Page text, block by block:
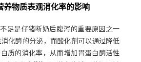
养物质表观消化率的影响
足是仔猪断奶后腹泻的重要原因之一
化酶的分泌，而酸化剂可以通过降低
质的消化率，从而增加胃蛋白酶活性